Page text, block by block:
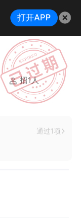
招1人
通过1项
打开APP